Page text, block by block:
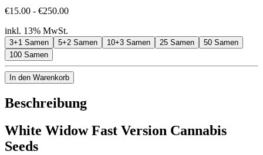
€15.00 - €250.00
inkl. 13% MwSt.
3+1 Samen 5+2 Samen 10+3 Samen 25 Samen
50 Samen
100 Samen
In den Warenkorb
Beschreibung
White Widow Fast Version Cannabis
Seeds